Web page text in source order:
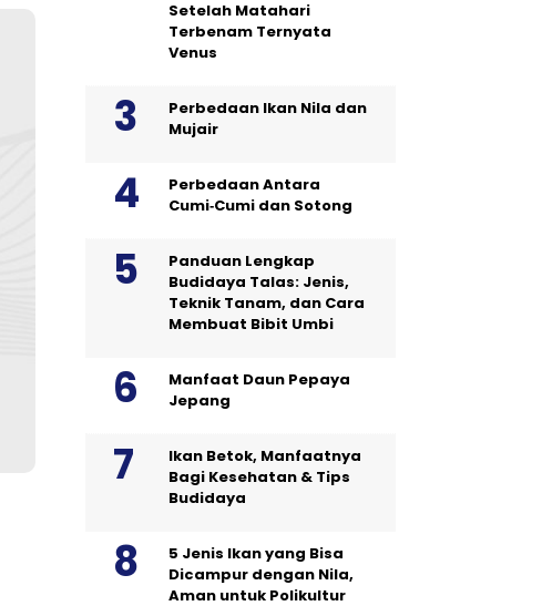
Setelah Matahari
Terbenam Ternyata
Venus
Perbedaan Ikan Nila dan
Mujair
Perbedaan Antara
Cumi‑Cumi dan Sotong
Panduan Lengkap
Budidaya Talas: Jenis,
Teknik Tanam, dan Cara
Membuat Bibit Umbi
Manfaat Daun Pepaya
Jepang
Ikan Betok, Manfaatnya
Bagi Kesehatan & Tips
Budidaya
5 Jenis Ikan yang Bisa
Dicampur dengan Nila,
Aman untuk Polikultur